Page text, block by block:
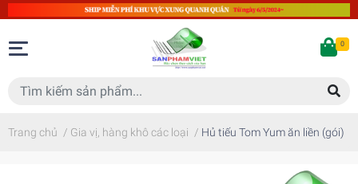
0
Trang chủ / Gia vị, hàng khô các loại / Hủ tiếu Tom Yum ăn liền (gói)